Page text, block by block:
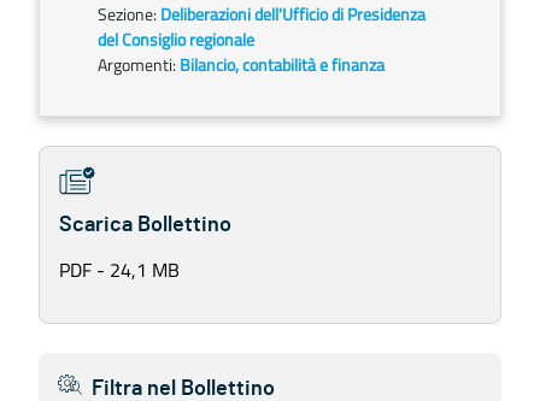
Sezione: Deliberazioni dell'Ufficio di Presidenza
del Consiglio regionale
Argomenti: Bilancio, contabilità e finanza
Scarica Bollettino
PDF - 24,1 MB
Filtra nel Bollettino